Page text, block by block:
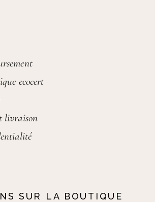
ecocert
livraison
SUR LA BOUTIQUE